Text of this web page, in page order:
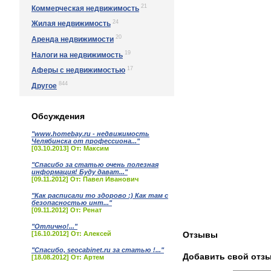
Коммерческая недвижимость 21
Жилая недвижимость 24
Аренда недвижимости 20
Налоги на недвижимость 19
Аферы с недвижимостью 17
Другое 844
Обсуждения
"www.homebay.ru - недвижимость
Челябинска от профессиона..."
[03.10.2013] От: Максим
"Спасибо за статью очень полезная
информация! Буду дават..."
[09.11.2012] От: Павел Иванович
"Как расписали то здорово :) Как там с
безопасностью инт..."
[09.11.2012] От: Ренат
"Отлично!..."
[16.10.2012] От: Алексей
"Спасибо, seocabinet.ru за статью !..."
[18.08.2012] От: Артем
Отзывы
Добавить свой